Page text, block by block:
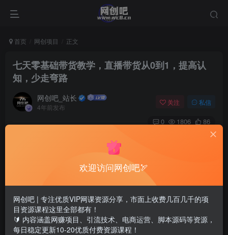
首页 网创项目 正文
七天零基础带货教学，直播带货从0到1，提高认
知，少走弯路
网创吧_站长
4年前发布
关注 私信
0 1806 86
欢迎访问网创吧🏹
网创吧 | 专注优质VIP网课资源分享，市面上收费几百几千的项
目资源课程这里全部都有！
🔰 内容涵盖网赚项目、引流技术、电商运营、脚本源码等资源，
每日稳定更新10-20优质付费资源课程！